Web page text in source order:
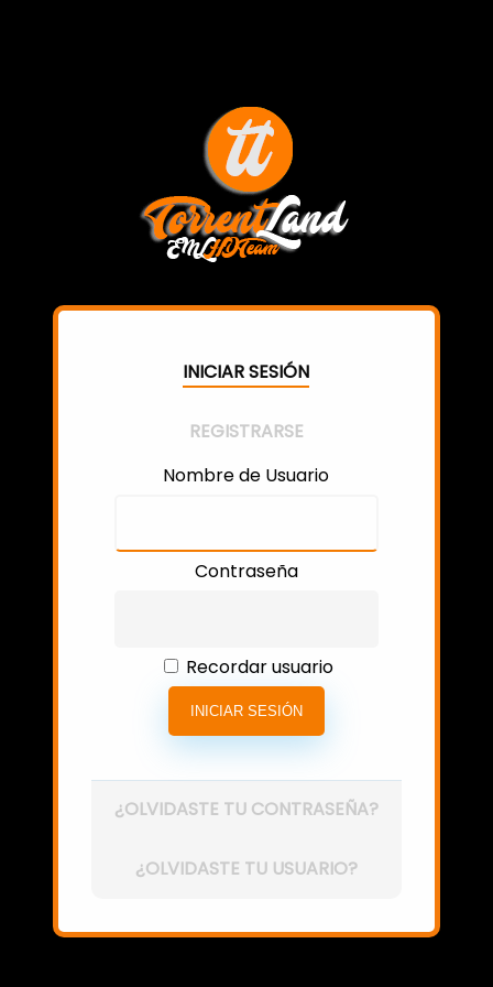
INICIAR SESIÓN
REGISTRARSE
Nombre de Usuario
Contraseña
Recordar usuario
INICIAR SESIÓN
¿OLVIDASTE TU CONTRASEÑA?
¿OLVIDASTE TU USUARIO?